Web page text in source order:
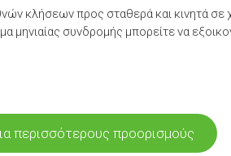
κλήσεων προς σταθερά και κινητά σε
συνδρομής μπορείτε να
περισσότερους προορισμούς